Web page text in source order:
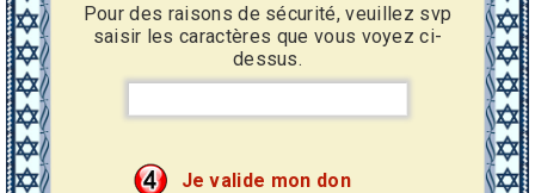
Pour des raisons de sécurité, veuillez svp
saisir les caractères que vous voyez ci-
dessus.
Je valide mon don